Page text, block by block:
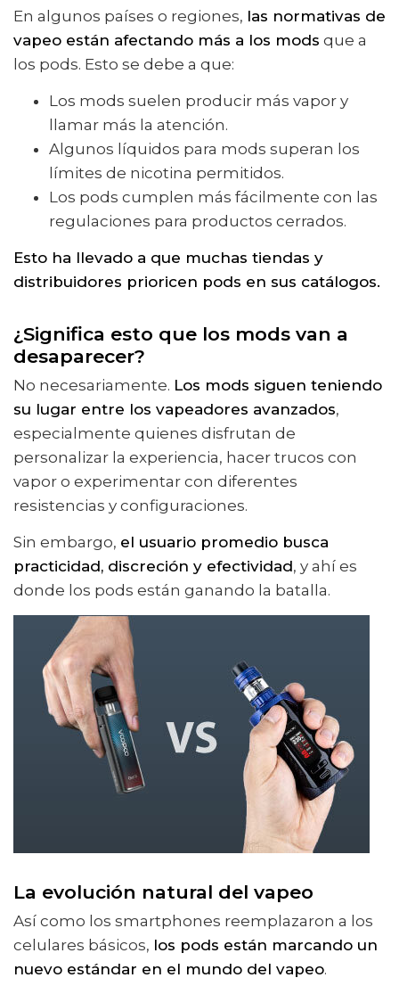
En algunos países o regiones, las normativas de
vapeo están afectando más a los mods que a
los pods. Esto se debe a que:
Los mods suelen producir más vapor y
llamar más la atención.
Algunos líquidos para mods superan los
límites de nicotina permitidos.
Los pods cumplen más fácilmente con las
regulaciones para productos cerrados.
Esto ha llevado a que muchas tiendas y
distribuidores prioricen pods en sus catálogos.
¿Significa esto que los mods van a
desaparecer?
No necesariamente. Los mods siguen teniendo
su lugar entre los vapeadores avanzados,
especialmente quienes disfrutan de
personalizar la experiencia, hacer trucos con
vapor o experimentar con diferentes
resistencias y configuraciones.
Sin embargo, el usuario promedio busca
practicidad, discreción y efectividad, y ahí es
donde los pods están ganando la batalla.
La evolución natural del vapeo
Así como los smartphones reemplazaron a los
celulares básicos, los pods están marcando un
nuevo estándar en el mundo del vapeo.